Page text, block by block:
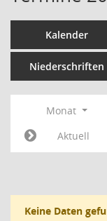
Kalender
Niederschriften
Monat
Aktuell
Keine Daten